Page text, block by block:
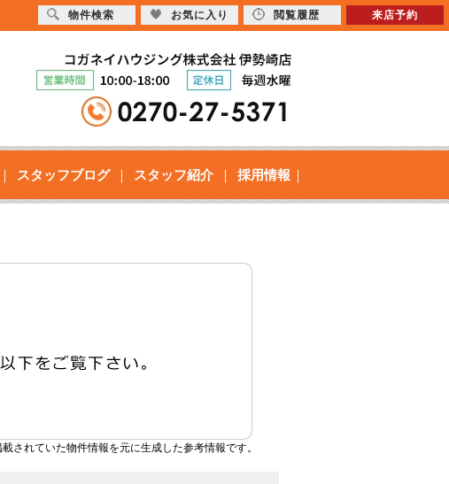
スタッフブログ スタッフ紹介 採用情報
されていた物件情報を元に生成した参考情報です。
物件検索 お気に入り 閲覧履歴 来店予約